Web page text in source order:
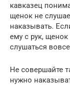
кавказец
щенок не
наказывать.
ему с рук,
слушаться
Не совершайте
нужно